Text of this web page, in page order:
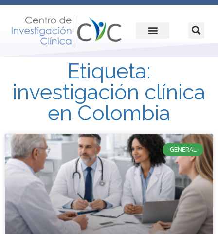
Etiqueta:
investigación clínica
en Colombia
GENERAL